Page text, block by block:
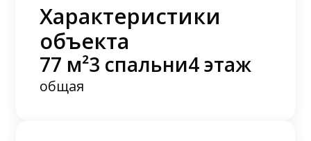
Характеристики
объекта
77 м²
общая
3 спальни4 этаж